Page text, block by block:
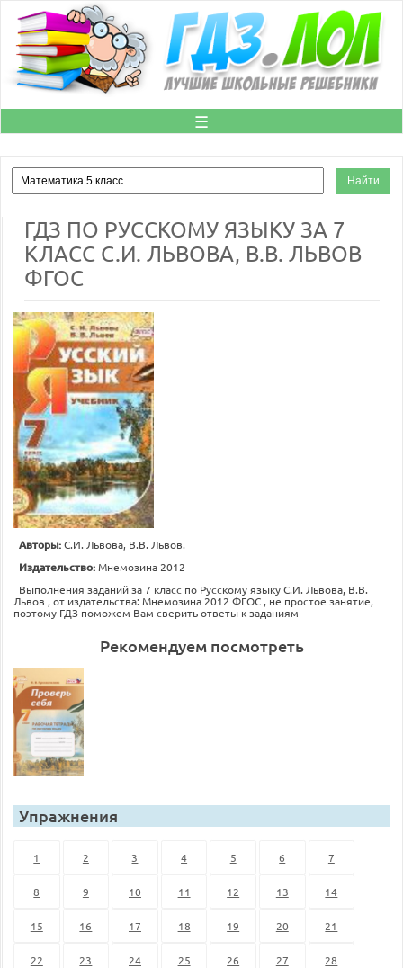
☰
ГДЗ ПО РУССКОМУ ЯЗЫКУ ЗА 7
КЛАСС С.И. ЛЬВОВА, В.В. ЛЬВОВ
ФГОС
Авторы:С.И. Львова, В.В. Львов.
Издательство:Мнемозина 2012
Выполнения заданий за 7 класс по Русскому языку С.И. Львова, В.В.
Львов , от издательства: Мнемозина 2012 ФГОС , не простое занятие,
поэтому ГДЗ поможем Вам сверить ответы к заданиям
Рекомендуем посмотреть
Упражнения
1 2 3 4 5 6 7
8 9 10 11 12 13 14
15 16 17 18 19 20 21
22 23 24 25 26 27 28